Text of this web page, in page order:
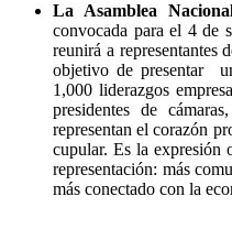
La Asamblea
convocada para el 4 de
reunirá a representantes
objetivo de presentar
1,000 liderazgos
presidentes de
representan el corazón
cupular. Es la expresión
representación: más
más conectado con la